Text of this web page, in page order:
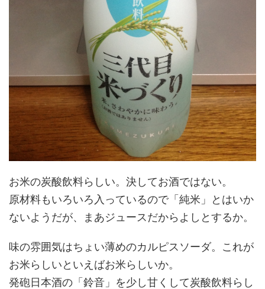
お米の炭酸飲料らしい。決してお酒ではない。
原材料もいろいろ入っているので「純米」とはいか
ないようだが、まあジュースだからよしとするか。
味の雰囲気はちょい薄めのカルピスソーダ。これが
お米らしいといえばお米らしいか。
発砲日本酒の「鈴音」を少し甘くして炭酸飲料らし